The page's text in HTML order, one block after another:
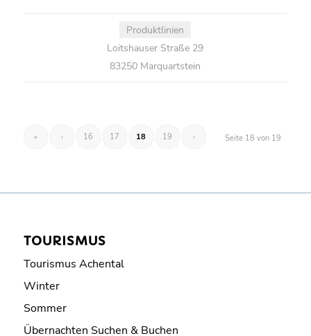
Produktlinien
Loitshauser Straße 29
83250 Marquartstein
Seite 18 von 19
« ‹ 16 17 18 19 ›
TOURISMUS
Tourismus Achental
Winter
Sommer
Übernachten Suchen & Buchen